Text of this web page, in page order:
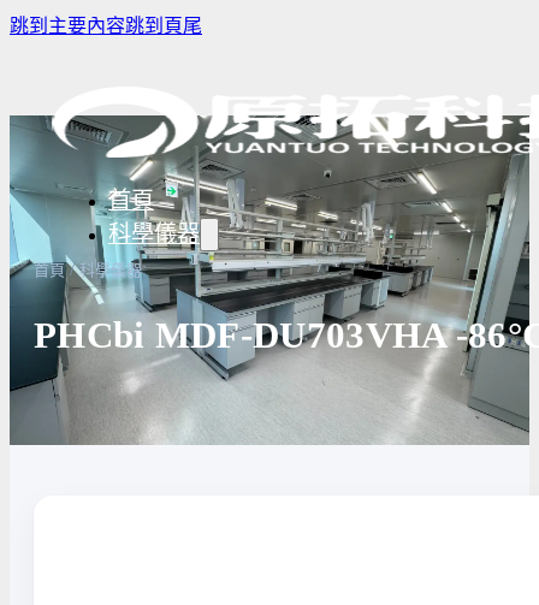
跳到主要內容跳到頁尾
首頁
科學儀器
樣品濃縮/乾燥前處理設備
微量分注吸管pipette
實驗室攪拌器 | 振盪機
實驗室冰箱 / 冷凍櫃
高溫爐
生物安全
高壓滅菌
實驗室紫
首頁 / 科學儀器
PHCbi MDF-DU703VHA -